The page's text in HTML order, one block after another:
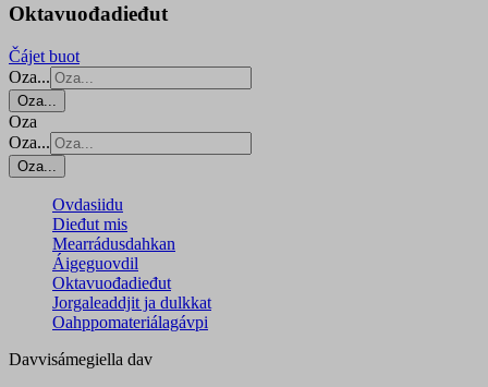
Oktavuođadieđut
Čájet buot
Oza...
Oza...
Oza
Oza...
Oza...
Ovdasiidu
Dieđut mis
Mearrádusdahkan
Áigeguovdil
Oktavuođadieđut
Jorgaleaddjit ja dulkkat
Oahppomateriálagávpi
Davvisámegiella dav